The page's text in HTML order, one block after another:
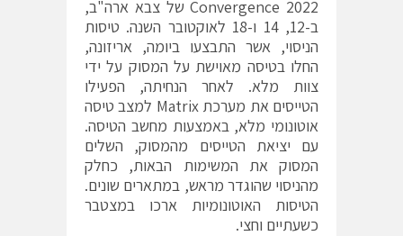
Convergence 2022 של צבא ארה"ב,
ב-12, 14 ו-18 לאוקטובר השנה. טיסות
הניסוי, אשר התבצעו ביומה, אריזונה,
החלו בטיסה מאוישת על המסוק על ידי
צוות מלא. לאחר הנחיתה, הפעילו
הטייסים את מערכת Matrix למצב טיסה
אוטונומי מלא, באמצעות מחשב הטיסה.
עם יציאת הטייסים מהמסוק, השלים
המסוק את המשימות הבאות, כחלק
מהניסוי שהוגדר מראש, במתארים שונים.
הטיסות האוטונומיות ארכו במצטבר
כשעתיים וחצי.